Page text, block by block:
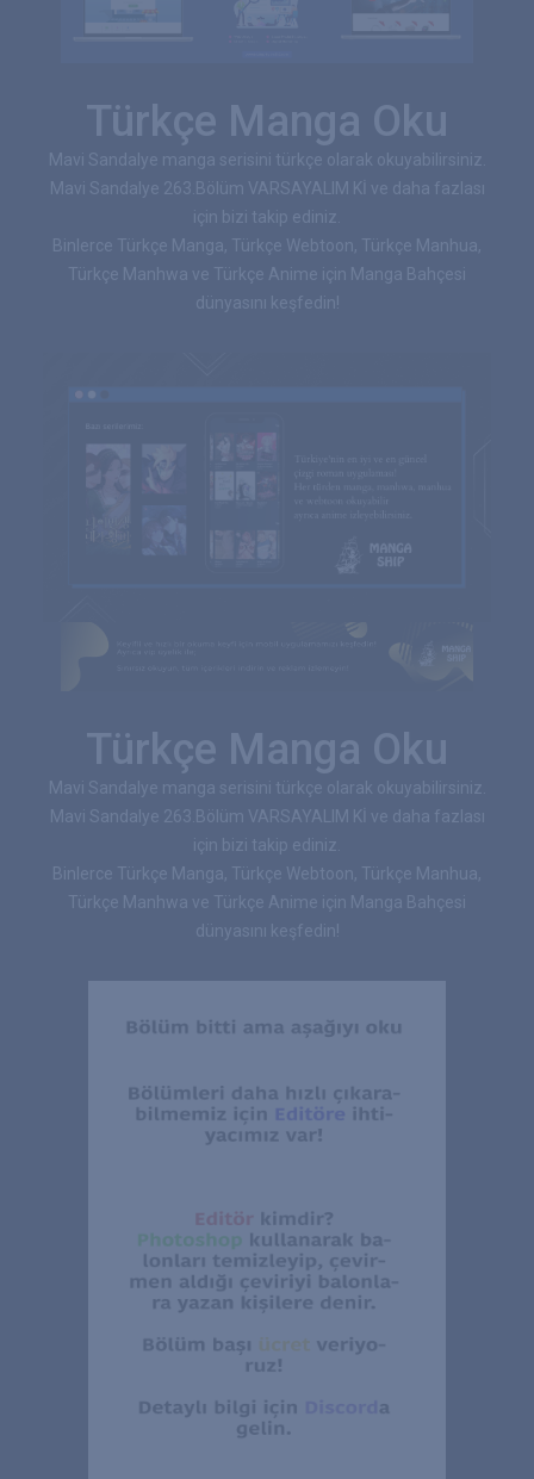
Türkçe Manga Oku
Mavi Sandalye manga serisini türkçe olarak okuyabilirsiniz.
Mavi Sandalye 263.Bölüm VARSAYALIM Kİ ve daha fazlası
için bizi takip ediniz.
Binlerce Türkçe Manga, Türkçe Webtoon, Türkçe Manhua,
Türkçe Manhwa ve Türkçe Anime için Manga Bahçesi
dünyasını keşfedin!
Türkçe Manga Oku
Mavi Sandalye manga serisini türkçe olarak okuyabilirsiniz.
Mavi Sandalye 263.Bölüm VARSAYALIM Kİ ve daha fazlası
için bizi takip ediniz.
Binlerce Türkçe Manga, Türkçe Webtoon, Türkçe Manhua,
Türkçe Manhwa ve Türkçe Anime için Manga Bahçesi
dünyasını keşfedin!